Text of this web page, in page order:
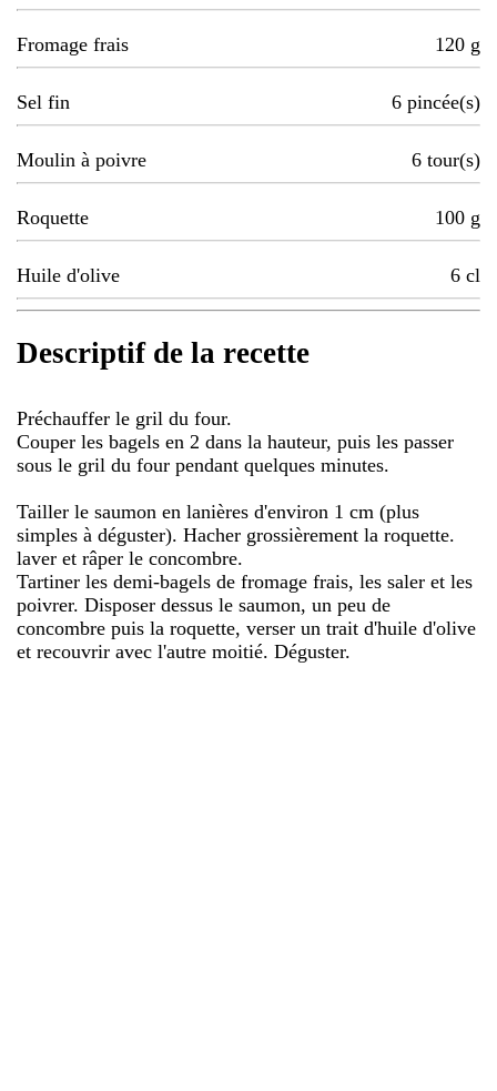
Fromage frais 120 g
Sel fin 6 pincée(s)
Moulin à poivre 6 tour(s)
Roquette 100 g
Huile d'olive 6 cl
Descriptif de la recette
Préchauffer le gril du four.
Couper les bagels en 2 dans la hauteur, puis les passer
sous le gril du four pendant quelques minutes.
Tailler le saumon en lanières d'environ 1 cm (plus
simples à déguster). Hacher grossièrement la roquette.
laver et râper le concombre.
Tartiner les demi-bagels de fromage frais, les saler et les
poivrer. Disposer dessus le saumon, un peu de
concombre puis la roquette, verser un trait d'huile d'olive
et recouvrir avec l'autre moitié. Déguster.